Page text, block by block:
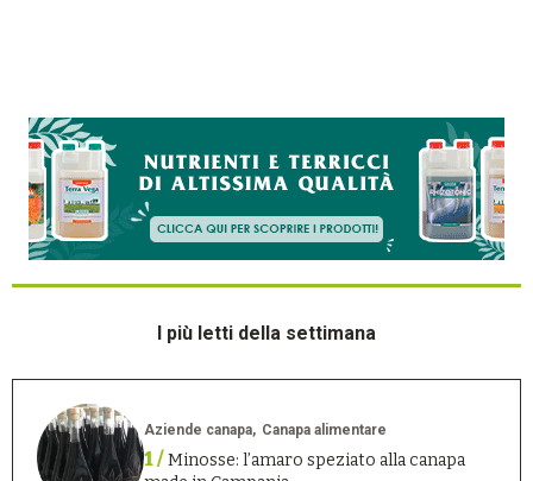
I più letti della settimana
Aziende canapa Canapa alimentare
1 /Minosse: l’amaro speziato alla canapa